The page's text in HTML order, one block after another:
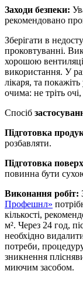
Заходи безпеки:
рекомендовано
Зберігати в
проковтуванні.
хорошою
використання. У
лікаря, та
очима: не тріть
Спосіб
Підготовка
розбавляти.
Підготовка
повинна бути
Виконання робіт:
Профешнл»
кількості,
м². Через 24 год,
необхідно
потреби,
зникнення
миючим засобом.